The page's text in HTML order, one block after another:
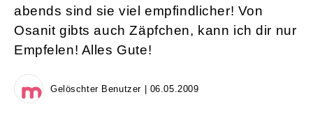
abends sind sie viel empfindlicher! Von
Osanit gibts auch Zäpfchen, kann ich dir nur
Empfelen! Alles Gute!
Gelöschter Benutzer | 06.05.2009